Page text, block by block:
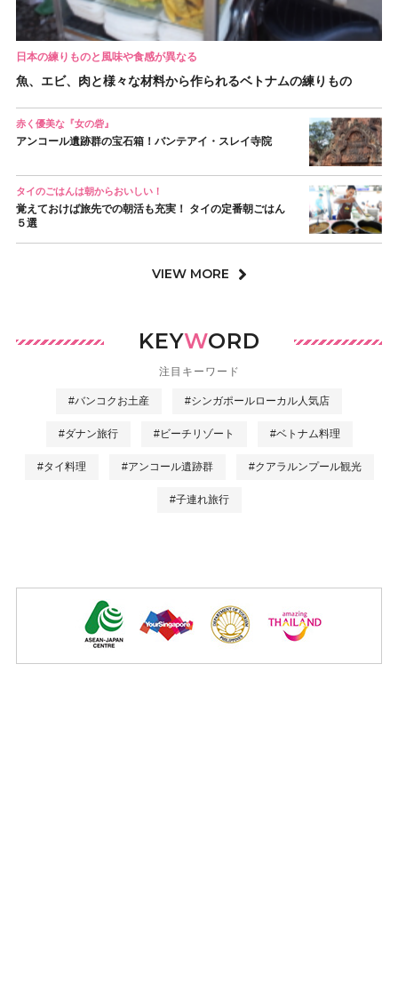
日本の練りものと風味や食感が異なる
魚、エビ、肉と様々な材料から作られるベトナムの練りもの
赤く優美な『女の砦』
アンコール遺跡群の宝石箱！バンテアイ・スレイ寺院
タイのごはんは朝からおいしい！
覚えておけば旅先での朝活も充実！ タイの定番朝ごはん
５選
VIEW MORE
KEYWORD
注目キーワード
#バンコクお土産 #シンガポールローカル人気店
#ダナン旅行 #ビーチリゾート #ベトナム料理
#タイ料理 #アンコール遺跡群 #クアラルンプール観光
#子連れ旅行